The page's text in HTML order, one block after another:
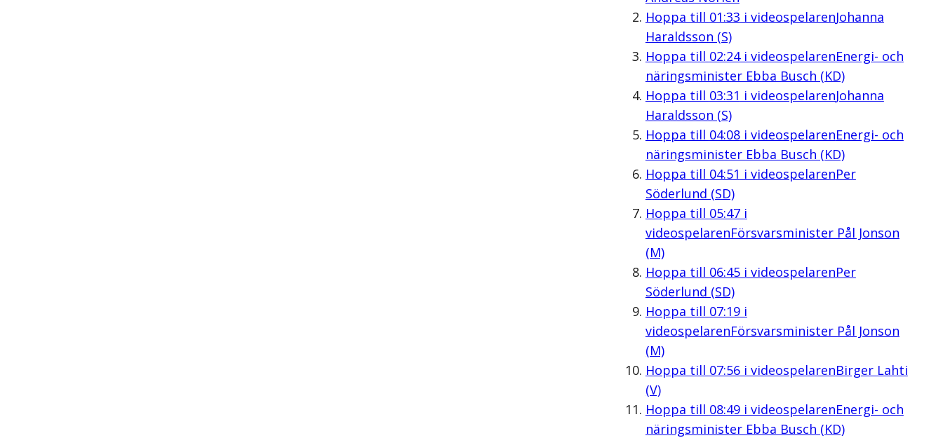
Hoppa till 01:33 i videospelarenJohanna
Haraldsson (S)
Hoppa till 02:24i videospelarenEnergi- och
näringsminister Ebba Busch (KD)
Hoppa till 03:31 i videospelarenJohanna
Haraldsson (S)
Hoppa till 04:08i videospelarenEnergi- och
näringsminister Ebba Busch (KD)
Hoppa till 04:51 i videospelarenPer
Söderlund (SD)
Hoppa till 05:47i
videospelarenFörsvarsminister Pål Jonson
(M)
Hoppa till 06:45i videospelarenPer
Söderlund (SD)
Hoppa till 07:19i
videospelarenFörsvarsminister Pål Jonson
(M)
Hoppa till 07:56i videospelarenBirger Lahti
(V)
Hoppa till 08:49i videospelarenEnergi- och
näringsminister Ebba Busch (KD)